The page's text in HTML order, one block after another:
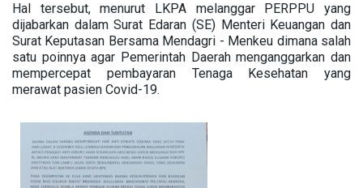
Hal tersebut, menurut LKPA melanggar PERPPU yang
dijabarkan dalam Surat Edaran (SE) Menteri Keuangan dan
Surat Keputasan Bersama Mendagri - Menkeu dimana salah
satu poinnya agar Pemerintah Daerah menganggarkan dan
mempercepat pembayaran Tenaga Kesehatan yang
merawat pasien Covid-19.